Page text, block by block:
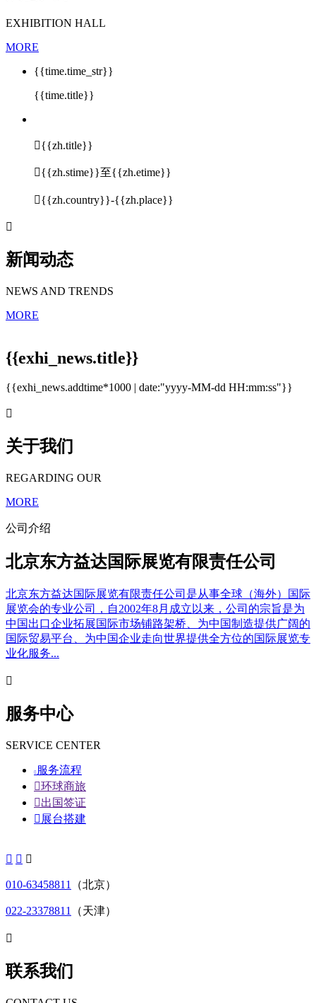
EXHIBITION HALL
MORE
{{time.time_str}}
{{time.title}}
{{zh.title}}
{{zh.stime}}至{{zh.etime}}
{{zh.country}}-{{zh.place}}

新闻动态
NEWS AND TRENDS
MORE
{{exhi_news.title}}
{{exhi_news.addtime*1000 | date:"yyyy-MM-dd HH:mm:ss"}}

关于我们
REGARDING OUR
MORE
公司介绍
北京东方益达国际展览有限责任公司
北京东方益达国际展览有限责任公司是从事全球（海外）国际
展览会的专业公司，自2002年8月成立以来，公司的宗旨是为
中国出口企业拓展国际市场铺路架桥、为中国制造提供广阔的
国际贸易平台、为中国企业走向世界提供全方位的国际展览专
业化服务...

服务中心
SERVICE CENTER
 服务流程
环球商旅
出国签证
 展台搭建
  
010-63458811 （北京）
022-23378811 （天津）

联系我们